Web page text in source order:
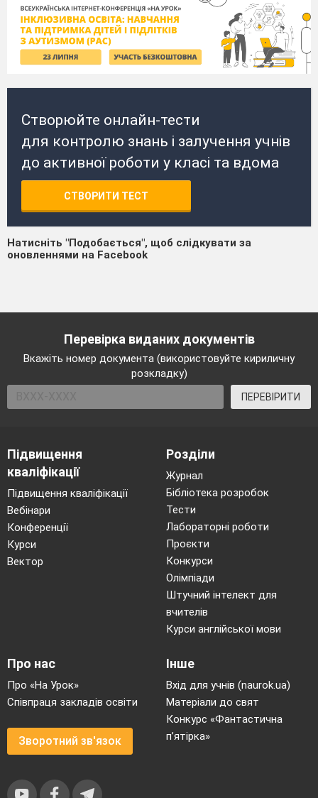
Створюйте онлайн-тести
для контролю знань і залучення учнів
до активної роботи у класі та вдома
СТВОРИТИ ТЕСТ
Натисніть "Подобається", щоб слідкувати за
оновленнями на Facebook
Перевірка виданих документів
Вкажіть номер документа (використовуйте кириличну
розкладку)
ПЕРЕВІРИТИ
Підвищення
кваліфікації
Підвищення кваліфікації
Вебінари
Конференції
Курси
Вектор
Розділи
Журнал
Бібліотека розробок
Тести
Лабораторні роботи
Проєкти
Конкурси
Олімпіади
Штучний інтелект для
вчителів
Курси англійської мови
Про нас
Про «На Урок»
Співпраця закладів освіти
Зворотний зв'язок
Інше
Вхід для учнів (naurok.ua)
Матеріали до свят
Конкурс «Фантастична
п’ятірка»